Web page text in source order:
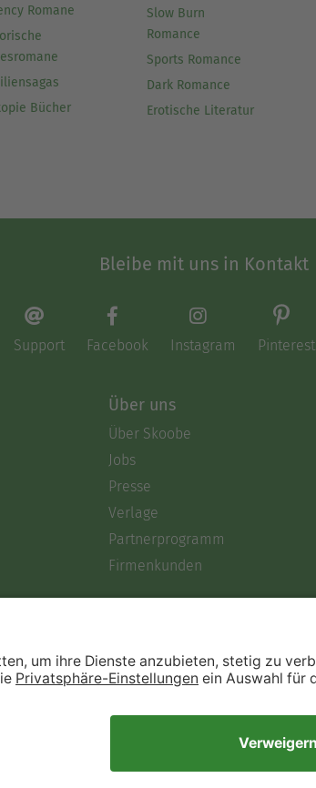
Romane
Bücher
Slow Burn
Romance
Sports Romance
Dark Romance
Erotische Literatur
Bleibe mit uns in Kontakt
Support Facebook Instagram Pinterest
Über uns
Über Skoobe
Jobs
Presse
Verlage
Partnerprogramm
Firmenkunden
Immer ein gutes Buch